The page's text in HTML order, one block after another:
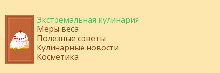
Экстремальная кулинария
Меры веса
Полезные советы
Кулинарные новости
Косметика